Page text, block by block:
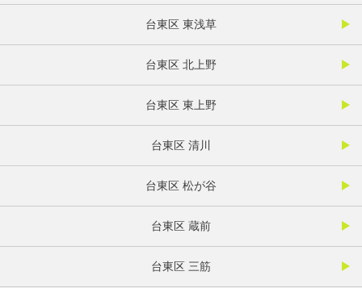
台東区 東浅草
台東区 北上野
台東区 東上野
台東区 清川
台東区 松が谷
台東区 蔵前
台東区 三筋